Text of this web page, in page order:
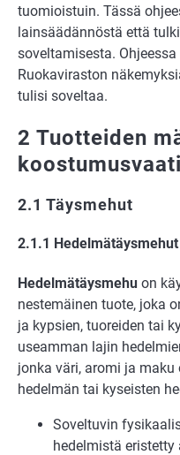
tuomioistuin. Tässä
lainsäädännöstä että
soveltamisesta.
Ruokaviraston
tulisi soveltaa.
2 Tuotteiden
2.1 Täysmehut
2.1.1 Hedelmätäysmehut
Hedelmätäysmehu on
nestemäinen tuote, joka
ja kypsien, tuoreiden tai
useamman lajin
jonka väri, aromi ja
hedelmän tai kyseisten
Soveltuvin
hedelmistä eristetty